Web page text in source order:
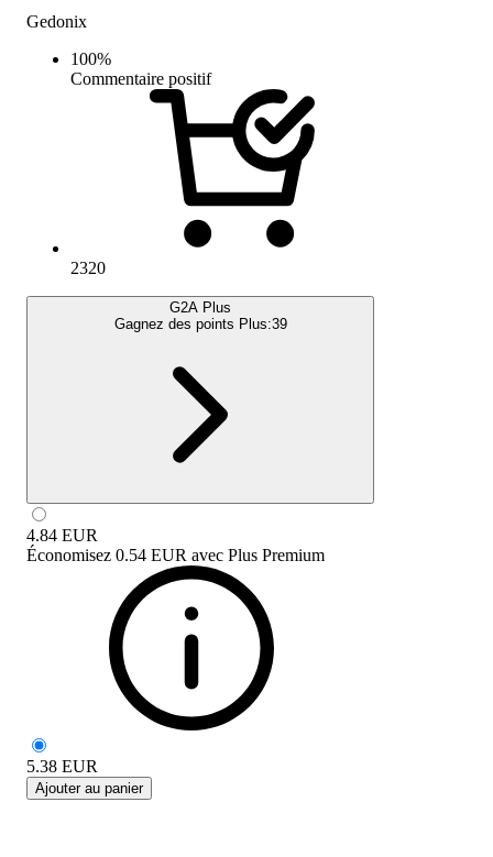
Gedonix
100%
Commentaire positif
2320
G2A Plus
Gagnez des points Plus:39
4.84 EUR
Économisez 0.54 EUR avec Plus Premium
5.38 EUR
Ajouter au panier